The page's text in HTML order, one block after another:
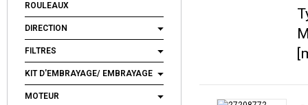
ROULEAUX
DIRECTION
FILTRES
KIT D'EMBRAYAGE/ EMBRAYAGE
MOTEUR